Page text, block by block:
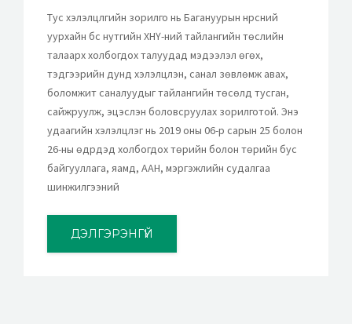
Тус хэлэлцүүлгийн зорилго нь Багануурын нүүрсний
уурхайн бүс нутгийн ХНҮ-ний тайлангийн төслийн
талаарх холбогдох талуудад мэдээлэл өгөх,
тэдгээрийн дунд хэлэлцүүлэн, санал зөвлөмж авах,
боломжит саналуудыг тайлангийн төсөлд тусган,
сайжруулж, эцэслэн боловсруулах зорилготой. Энэ
удаагийн хэлэлцүүлэг нь 2019 оны 06-р сарын 25 болон
26-ны өдрүүдэд холбогдох төрийн болон төрийн бус
байгууллага, яамд, ААН, мэргэжлийн судалгаа
шинжилгээний
ДЭЛГЭРЭНГҮЙ